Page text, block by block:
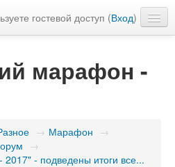
гостевой доступ (Вход)
марафон -
→ Марафон →
→
- подведены итоги все...